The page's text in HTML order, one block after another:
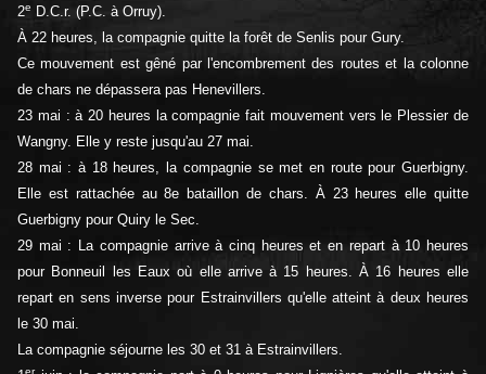
2e
D.C.r. (P.C. à Orruy).
À 22 heures, la compagnie quitte la forêt de Senlis pour Gury.
Ce mouvement est gêné par l'encombrement des routes et la colonne
de chars ne dépassera pas Henevillers.
23 mai : à 20 heures la compagnie fait mouvement vers le Plessier de
Wangny. Elle y reste jusqu'au 27 mai.
28 mai : à 18 heures, la compagnie se met en route pour Guerbigny.
Elle est rattachée au 8e bataillon de chars. À 23 heures elle quitte
Guerbigny pour Quiry le Sec.
29 mai : La compagnie arrive à cinq heures et en repart à 10 heures
pour Bonneuil les Eaux où elle arrive à 15 heures. À 16 heures elle
repart en sens inverse pour Estrainvillers qu'elle atteint à deux heures
le 30 mai.
La compagnie séjourne les 30 et 31 à Estrainvillers.
er